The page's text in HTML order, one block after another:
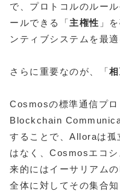
で、プロトコルのルー
ールできる「主権性 」
ンティブシステムを最
さらに重要なのが、「
Cosmosの標準通信プ
Blockchain
することで、Alloraは孤
はなく、Cosmosエコ
来的にはイーサリアム
全体に対してその集合